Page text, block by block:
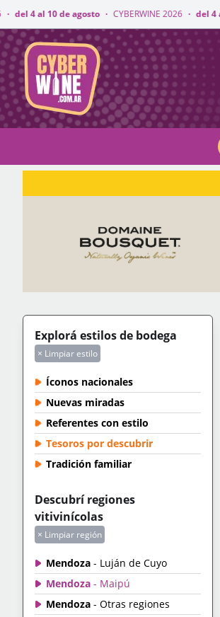
· CYBERWINE 2026 · del 4 al 10 de agosto ·
CyberWine
Explorá estilos de bodega
× Limpiar estilo
Íconos nacionales
Nuevas miradas
Referentes con estilo
Tesoros por descubrir
Tradición familiar
Descubrí regiones
vitivinícolas
× Limpiar región
Mendoza - Luján de Cuyo
Mendoza - Maipú
Mendoza - Otras regiones